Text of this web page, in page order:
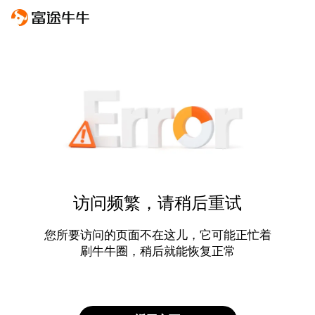
访问频繁，请稍后重试
您所要访问的页面不在这儿，它可能正忙着
刷牛牛圈，稍后就能恢复正常